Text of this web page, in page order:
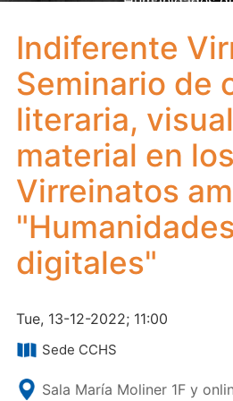
Indiferente
Seminario de
literaria,
material en los
Virreinatos
digitales"
Tue, 13-12-2022; 11:00
Sede CCHS
Sala María Moliner 1F y